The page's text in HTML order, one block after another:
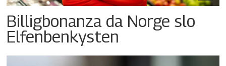
Billigbonanza da Norge slo
Elfenbenkysten